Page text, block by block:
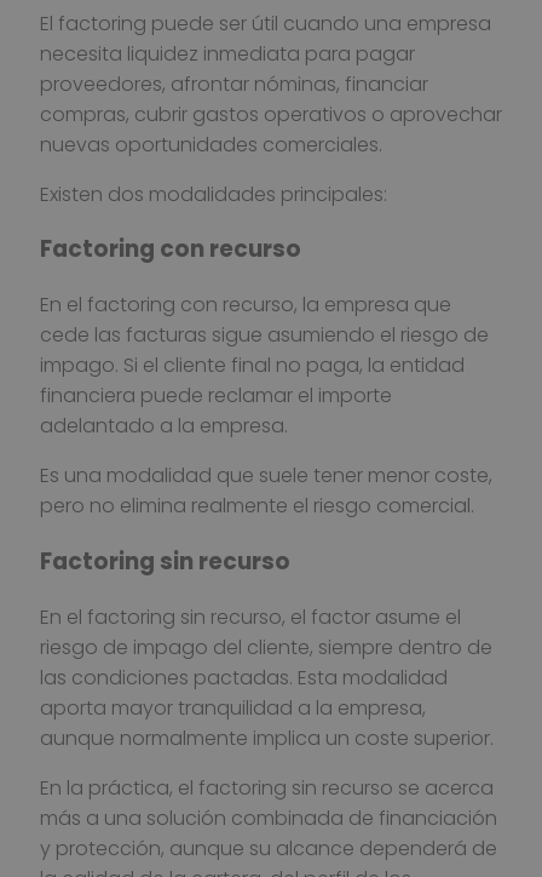
El factoring puede ser útil cuando una empresa
necesita liquidez inmediata para pagar
proveedores, afrontar nóminas, financiar
compras, cubrir gastos operativos o aprovechar
nuevas oportunidades comerciales.
Existen dos modalidades principales:
Factoring con recurso
En el factoring con recurso, la empresa que
cede las facturas sigue asumiendo el riesgo de
impago. Si el cliente final no paga, la entidad
financiera puede reclamar el importe
adelantado a la empresa.
Es una modalidad que suele tener menor coste,
pero no elimina realmente el riesgo comercial.
Factoring sin recurso
En el factoring sin recurso, el factor asume el
riesgo de impago del cliente, siempre dentro de
las condiciones pactadas. Esta modalidad
aporta mayor tranquilidad a la empresa,
aunque normalmente implica un coste superior.
En la práctica, el factoring sin recurso se acerca
más a una solución combinada de financiación
y protección, aunque su alcance dependerá de